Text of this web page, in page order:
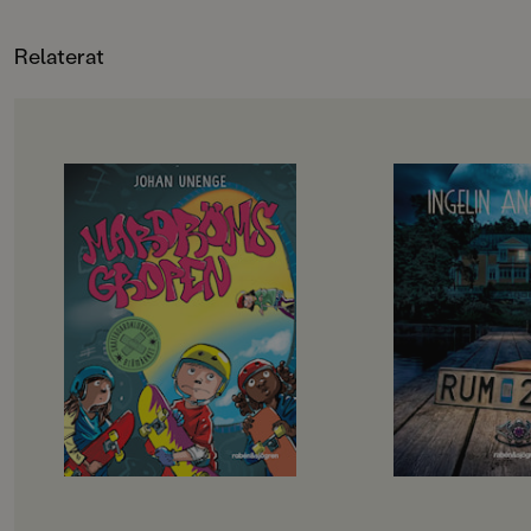
sparkar ifrån och rullar i väg de där
Relaterat
OM BOKEN
Rillo och hans kompisar i
Skateboardklubben Blåmärket har
en plan: att bli stans coolaste
skejtare. De har gjort en lista på
svåra skejtgrejer som de måste klara
av, målet är att till sist klara av
Mardrömsgropen, skateparkens
största utmaning. Problemet är
bara att ingen av dem riktigt vågar
… Samtidigt dyker en tjej på
sparkcykel upp i kvarteret. Hon
plaskar genom vattenpölar, skrattar
högt och verkar ha hur roligt som
OM BOKEN
”Välskriven,
och trovärdig”
Dagens Nyheter
Det börjar som en
med bad och sol
men snart börjar
hända. Varför
konstiga saker i
som Meja, Bea och
kollot. Varför
saker på nätterna?
gå upp alldeles av
vem är den